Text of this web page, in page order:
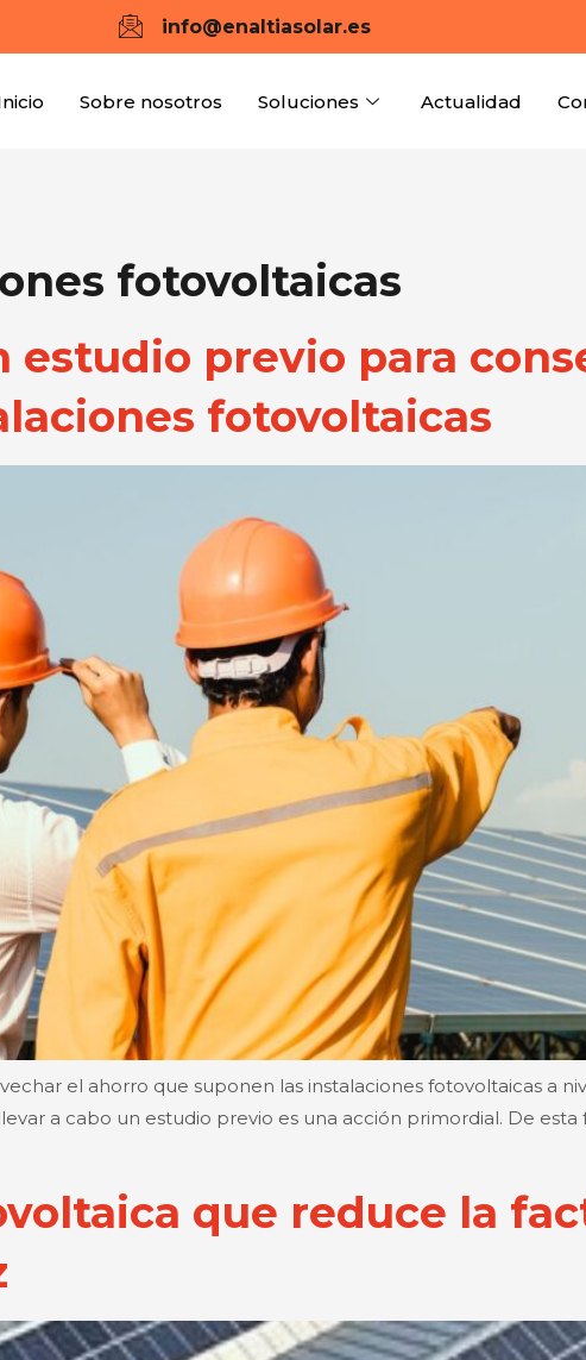
info@enaltiasolar.es
Sobre nosotros Soluciones Actualidad
fotovoltaicas
estudio previo para
fotovoltaicas
el ahorro que suponen las instalaciones fotovoltaicas a
a cabo un estudio previo es una acción primordial. De
que reduce la